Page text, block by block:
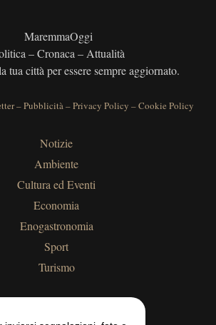
MaremmaOggi
– Cronaca – Attualità
tua città per essere sempre aggiornato.
–Pubblicità–Privacy Policy –Cookie Policy
Notizie
Ambiente
Cultura ed Eventi
Economia
Enogastronomia
Sport
Turismo